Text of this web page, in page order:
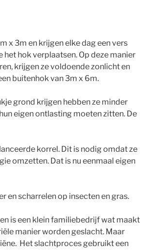
x 3m en krijgen elke dag een vers
hok verplaatsen. Op deze manier
krijgen ze voldoende zonlicht en
buitenhok van 3m x 6m.
grond krijgen hebben ze minder
eigen ontlasting moeten zitten. De
korrel. Dit is nodig omdat ze
omzetten. Dat is nu eenmaal eigen
en scharrelen op insecten en gras.
is een klein familiebedrijf wat maakt
manier worden geslacht. Maar
Het slachtproces gebruikt een